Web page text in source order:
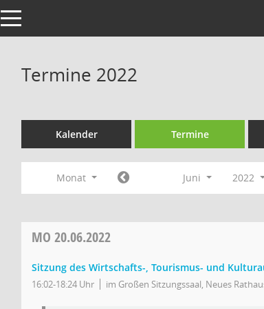
Toggle navigation
Termine 2022
Kalender Termine
Monat Juni 2022
MO 20.06.2022
Sitzung des Wirtschafts-, Tourismus- und
16:02-18:24 Uhr im Großen Sitzungssaal, Neues